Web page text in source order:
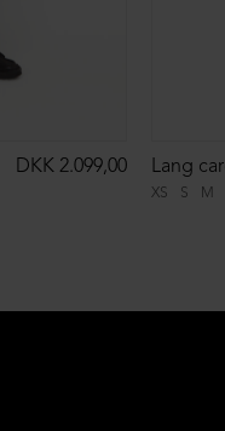
DKK 2.099,00
XS S M
Lang